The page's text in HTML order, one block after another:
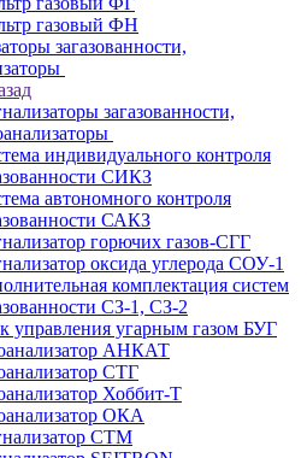
газовый ФН
загазованности,
загазованности,
индивидуального контроля
СИКЗ
автономного контроля
САКЗ
горючих газов-СГГ
оксида углерода СОУ-1
комплектация систем
СЗ-1, СЗ-2
управления угарным газом БУГ
АНКАТ
СТГ
Хоббит-Т
ОКА
СТМ